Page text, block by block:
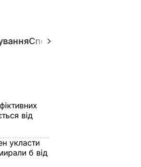
Спецпроєкти
від
укласти
б від